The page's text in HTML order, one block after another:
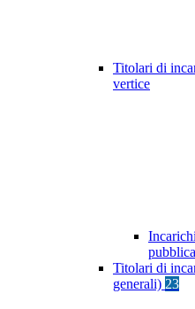
Titolari di
vertice
Titolari di
generali) 23